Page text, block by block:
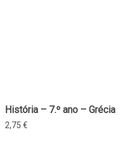
História – 7.º ano – Grécia
2,75 €